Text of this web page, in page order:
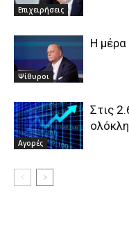
Επιχειρήσεις
Ψίθυροι
H
Αγορές
Στις